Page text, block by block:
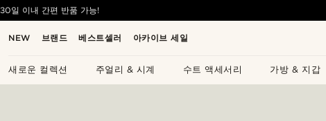
NEW 브랜드 베스트셀러 아카이브 세일
새로운 컬렉션 주얼리 & 시계 수트 액세서리 가방 & 지갑
30일 이내 간편 반품 가능!